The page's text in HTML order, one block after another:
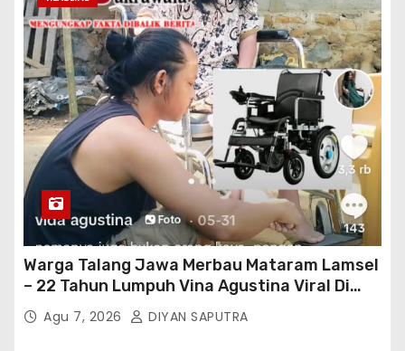
Warga Talang Jawa Merbau Mataram Lamsel
– 22 Tahun Lumpuh Vina Agustina Viral Di
Tiktok Inginkan Kursi Roda Listrik, Kepala
Perwakilan Provinsi Lampung Media
Agu 7, 2026 DIYAN SAPUTRA